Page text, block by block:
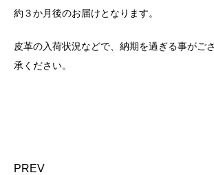
約３か月後のお届けとなります。
皮革の入荷状況などで、納期を過ぎる事がご
承ください。
PREV